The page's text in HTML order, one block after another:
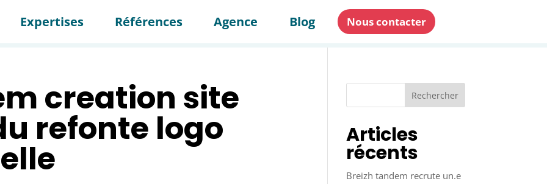
Expertises Références Agence Blog Nous contacter
creation site
refonte logo
Rechercher
Articles
récents
Breizh tandem recrute un.e